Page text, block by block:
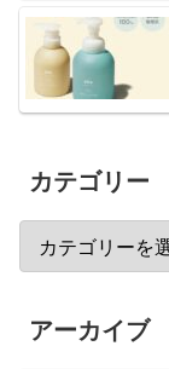
カテゴリー
アーカイブ